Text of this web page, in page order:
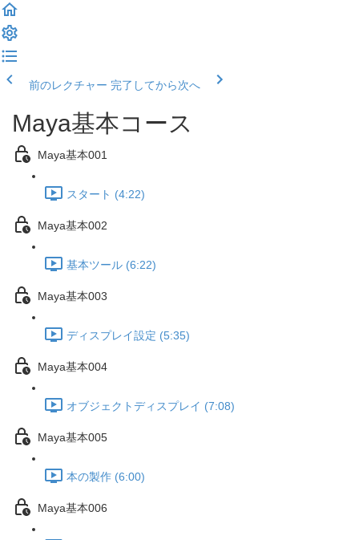
前のレクチャー 完了してから次へ
Maya基本コース
Maya基本001
スタート (4:22)
Maya基本002
基本ツール (6:22)
Maya基本003
ディスプレイ設定 (5:35)
Maya基本004
オブジェクトディスプレイ (7:08)
Maya基本005
本の製作 (6:00)
Maya基本006